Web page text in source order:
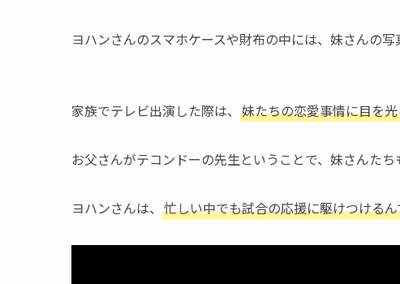
ヨハンさんのスマホケースや財布の中には、妹さんの写
家族でテレビ出演した際は、 妹たちの恋愛事情に目を
お父さんがテコンドーの先生ということで、妹さんたち
ヨハンさんは、 忙しい中でも試合の応援に駆けつける